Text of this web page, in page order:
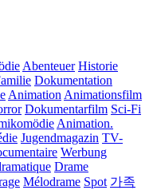
Abenteuer Historie
Dokumentation
AnimationAnimationsfilm
Dokumentarfilm Sci-Fi
Animation.
Jugendmagazin TV-
Werbung
Drame
Mélodrame Spot 가족